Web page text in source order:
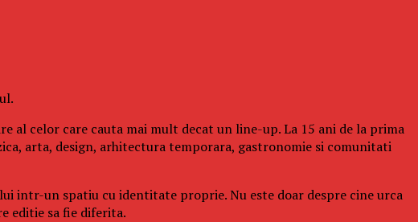
al celor care cauta mai mult decat un line-up. La 15 ani de la prima
arta, design, arhitectura temporara, gastronomie si comunitati
intr-un spatiu cu identitate proprie. Nu este doar despre cine urca
editie sa fie diferita.